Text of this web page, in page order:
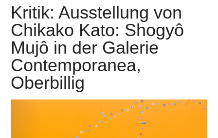
Kritik: Ausstellung von
Chikako Kato: Shogyô
Mujô in der Galerie
Contemporanea,
Oberbillig